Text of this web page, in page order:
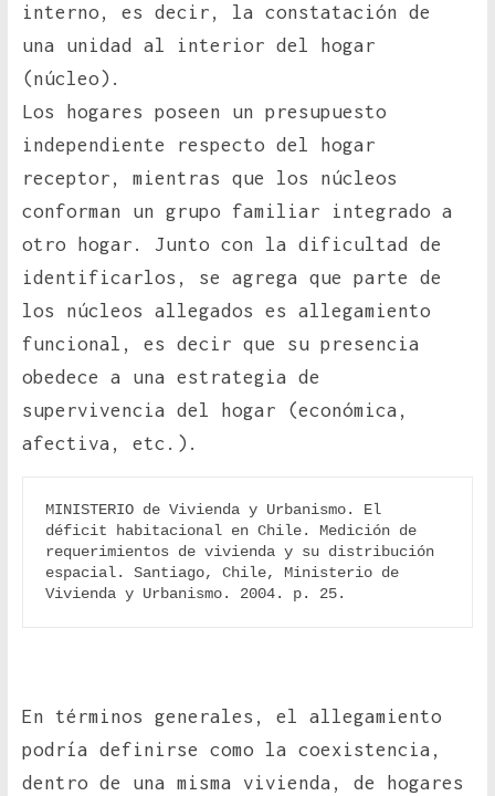
interno, es decir, la constatación de
una unidad al interior del hogar
(núcleo).
Los hogares poseen un presupuesto
independiente respecto del hogar
receptor, mientras que los núcleos
conforman un grupo familiar integrado a
otro hogar. Junto con la dificultad de
identificarlos, se agrega que parte de
los núcleos allegados es allegamiento
funcional, es decir que su presencia
obedece a una estrategia de
supervivencia del hogar (económica,
afectiva, etc.).
MINISTERIO de Vivienda y Urbanismo. El
déficit habitacional en Chile. Medición de
requerimientos de vivienda y su distribución
espacial. Santiago, Chile, Ministerio de
Vivienda y Urbanismo. 2004. p. 25.
En términos generales, el allegamiento
podría definirse como la coexistencia,
dentro de una misma vivienda, de hogares